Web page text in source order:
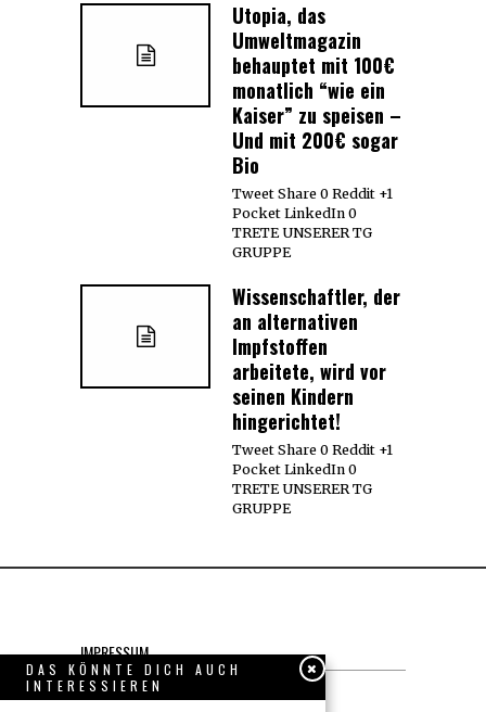
Utopia, das
Umweltmagazin
behauptet mit 100€
monatlich “wie ein
Kaiser” zu speisen –
Und mit 200€ sogar
Bio
Tweet Share 0 Reddit +1
Pocket LinkedIn 0
TRETE UNSERER TG
GRUPPE
Wissenschaftler, der
an alternativen
Impfstoffen
arbeitete, wird vor
seinen Kindern
hingerichtet!
Tweet Share 0 Reddit +1
Pocket LinkedIn 0
TRETE UNSERER TG
GRUPPE
IMPRESSUM
Datenschutzerklärung
DAS KÖNNTE DICH AUCH
INTERESSIEREN